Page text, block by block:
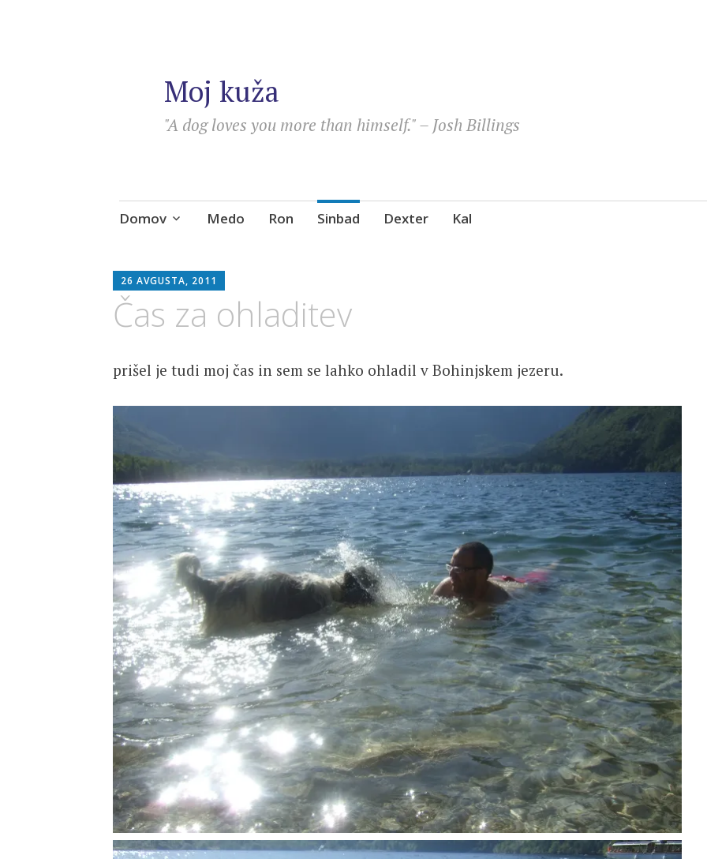
Moj kuža
"A dog loves you more than himself." – Josh Billings
Skip
Domov Medo Ron Sinbad Dexter Kal
26 AVGUSTA, 2011
Čas za ohladitev
prišel je tudi moj čas in sem se lahko ohladil v Bohinjskem jezeru.